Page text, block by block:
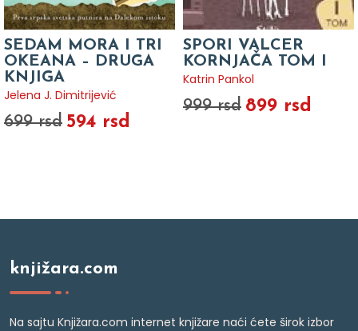
SEDAM MORA I TRI
OKEANA – DRUGA
KNJIGA
Jelena J. Dimitrijević
699 rsd 594 rsd
SPORI VALCER
KORNJAČA TOM I
Katrin Pankol
999 rsd 899 rsd
knjižara.com
Na sajtu Knjižara.com internet knjižare naći ćete širok izbor